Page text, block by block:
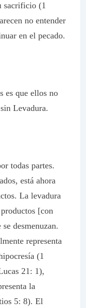
sacrificio (1
no entender
en el pecado.
es que ellos no
Levadura.
todas partes.
está ahora
La levadura
[con
desmenuzan.
representa
(1
21: 1),
la
5: 8). El